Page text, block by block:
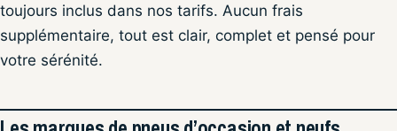
toujours inclus dans nos tarifs. Aucun frais
supplémentaire, tout est clair, complet et pensé pour
votre sérénité.